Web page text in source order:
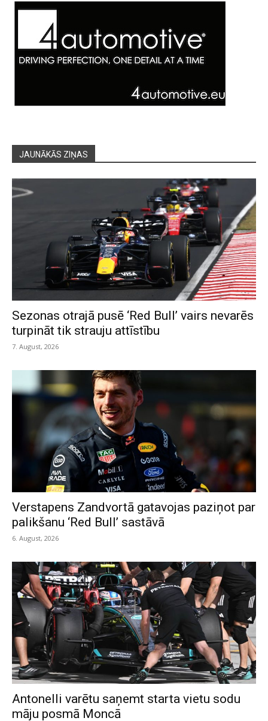
JAUNĀKĀS ZIŅAS
Sezonas otrajā pusē ‘Red Bull’ vairs nevarēs
turpināt tik strauju attīstību
7. August, 2026
Verstapens Zandvortā gatavojas paziņot par
palikšanu ‘Red Bull’ sastāvā
6. August, 2026
Antonelli varētu saņemt starta vietu sodu
māju posmā Moncā